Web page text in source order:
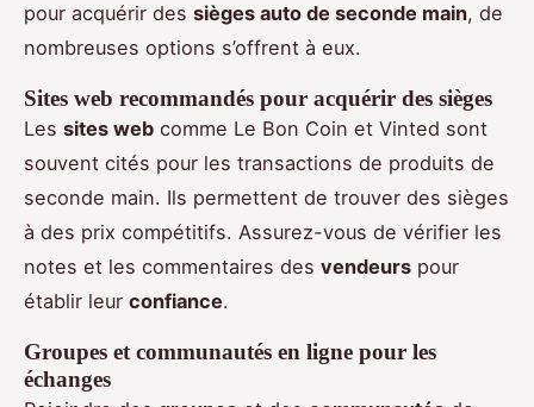
pour acquérir des sièges auto de seconde main, de
nombreuses options s’offrent à eux.
Sites web recommandés pour acquérir des sièges
Les sites web comme Le Bon Coin et Vinted sont
souvent cités pour les transactions de produits de
seconde main. Ils permettent de trouver des sièges
à des prix compétitifs. Assurez-vous de vérifier les
notes et les commentaires des vendeurs pour
établir leur confiance.
Groupes et communautés en ligne pour les
échanges